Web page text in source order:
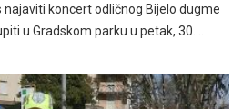
najaviti koncert odličnog Bijelo dugme
u Gradskom parku u petak, 30.…